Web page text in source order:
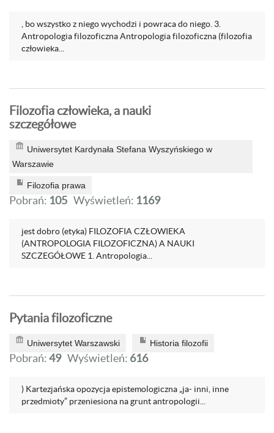
, bo wszystko z niego wychodzi i powraca do niego. 3.
Antropologia filozoficzna Antropologia filozoficzna (filozofia
człowieka...
Filozofia człowieka, a nauki
szczegółowe
Uniwersytet Kardynała Stefana Wyszyńskiego w
Warszawie
Filozofia prawa
Pobrań: 105 Wyświetleń: 1169
jest dobro (etyka) FILOZOFIA CZŁOWIEKA
(ANTROPOLOGIA FILOZOFICZNA) A NAUKI
SZCZEGÓŁOWE 1. Antropologia...
Pytania filozoficzne
Uniwersytet Warszawski Historia filozofii
Pobrań:49 Wyświetleń: 616
) Kartezjańska opozycja epistemologiczna „ja- inni, inne
przedmioty” przeniesiona na grunt antropologii...